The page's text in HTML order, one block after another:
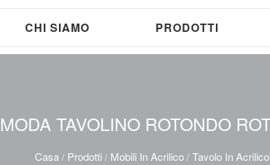
CHI SIAMO PRODOTTI
MODA TAVOLINO ROTONDO
Casa / Prodotti / Mobili In Acrilico / Tavolo In Acrilico